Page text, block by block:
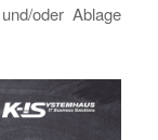
oder Ablage